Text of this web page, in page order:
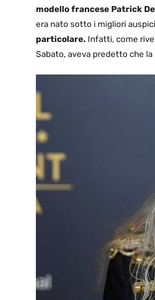
modello francese Patrick
era nato sotto i migliori
particolare. Infatti, come
Sabato, aveva predetto che